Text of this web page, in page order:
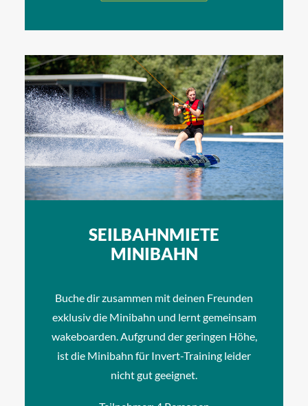
SEILBAHNMIETE
MINIBAHN
Buche dir zusammen mit deinen Freunden
exklusiv die Minibahn und lernt gemeinsam
wakeboarden. Aufgrund der geringen Höhe,
ist die Minibahn für Invert-Training leider
nicht gut geeignet.